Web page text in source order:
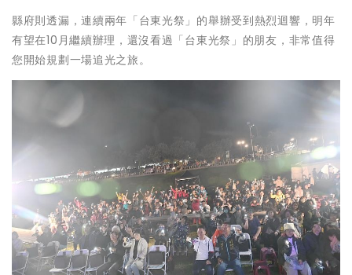
縣府則透漏，連續兩年「台東光祭」的舉辦受到熱烈迴響，明年
有望在10月繼續辦理，還沒看過「台東光祭」的朋友，非常值得
您開始規劃一場追光之旅。